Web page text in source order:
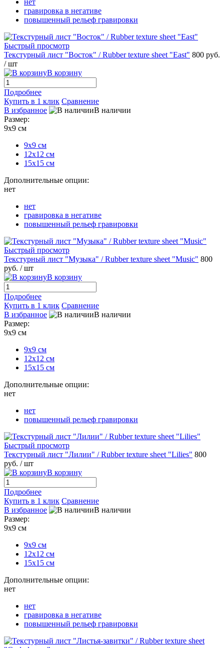
нет
гравировка в негативе
повышенный рельеф гравировки
Быстрый просмотр
Текстурный лист "Восток" / Rubber texture sheet "East" 800 руб.
/ шт
В корзину
Подробнее
Купить в 1 клик Сравнение
В избранное
В наличии
Размер:
9х9 см
9х9 см
12х12 см
15х15 см
Дополнительные опции:
нет
нет
гравировка в негативе
повышенный рельеф гравировки
Быстрый просмотр
Текстурный лист "Музыка" / Rubber texture sheet "Music" 800
руб. / шт
В корзину
Подробнее
Купить в 1 клик Сравнение
В избранное
В наличии
Размер:
9х9 см
9х9 см
12х12 см
15х15 см
Дополнительные опции:
нет
нет
повышенный рельеф гравировки
Быстрый просмотр
Текстурный лист "Лилии" / Rubber texture sheet "Lilies" 800
руб. / шт
В корзину
Подробнее
Купить в 1 клик Сравнение
В избранное
В наличии
Размер:
9х9 см
9х9 см
12х12 см
15х15 см
Дополнительные опции:
нет
нет
гравировка в негативе
повышенный рельеф гравировки